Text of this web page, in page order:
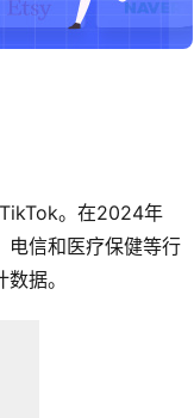
。在2024年
信和医疗保健等行
据。